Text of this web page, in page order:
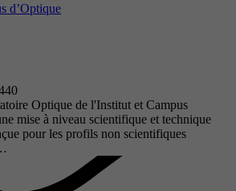
d’Optique
Optique de l'Institut et Campus
mise à niveau scientifique et technique
pour les profils non scientifiques